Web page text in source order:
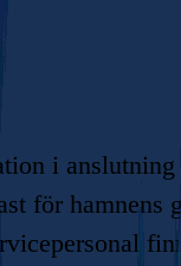
i
för hamnens